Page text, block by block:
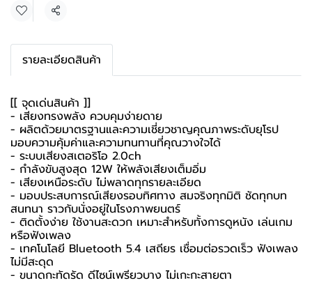
แชร์
รายละเอียดสินค้า
[[ จุดเด่นสินค้า ]]
- เสียงทรงพลัง ควบคุมง่ายดาย
- ผลิตด้วยมาตรฐานและความเชี่ยวชาญคุณภาพระดับยุโรป
มอบความคุ้มค่าและความทนทานที่คุณวางใจได้
- ระบบเสียงสเตอริโอ 2.0ch
- กำลังขับสูงสุด 12W ให้พลังเสียงเต็มอิ่ม
- เสียงเหนือระดับ ไม่พลาดทุกรายละเอียด
- มอบประสบการณ์เสียงรอบทิศทาง สมจริงทุกมิติ ชัดทุกบท
สนทนา ราวกับนั่งอยู่ในโรงภาพยนตร์
- ติดตั้งง่าย ใช้งานสะดวก เหมาะสำหรับทั้งการดูหนัง เล่นเกม
หรือฟังเพลง
- เทคโนโลยี Bluetooth 5.4 เสถียร เชื่อมต่อรวดเร็ว ฟังเพลง
ไม่มีสะดุด
- ขนาดกะทัดรัด ดีไซน์เพรียวบาง ไม่เกะกะสายตา